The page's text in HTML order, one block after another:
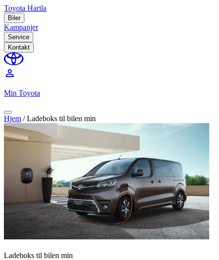
Toyota Harila
Biler
Kampanjer
Service
Kontakt
perm_identity
Min Toyota
Hjem /Ladeboks til bilen min
Ladeboks til bilen min